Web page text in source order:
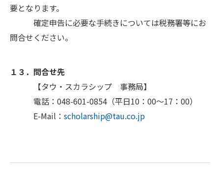
要となります。
確定申告に必要な手続きについては税務署等にお
問合せください。
１３．問合せ先
【タウ・スカラシップ 事務局】
電話：048-601-0854（平日10：00～17：00）
E-Mail： scholarship@tau.co.jp